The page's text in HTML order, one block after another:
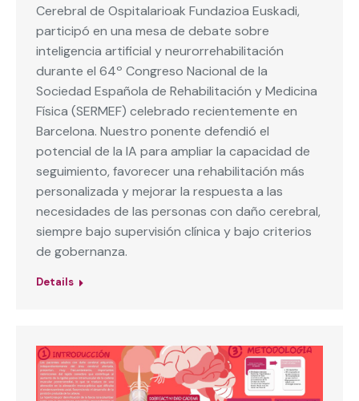
Cerebral de Ospitalarioak Fundazioa Euskadi,
participó en una mesa de debate sobre
inteligencia artificial y neurorrehabilitación
durante el 64º Congreso Nacional de la
Sociedad Española de Rehabilitación y Medicina
Física (SERMEF) celebrado recientemente en
Barcelona. Nuestro ponente defendió el
potencial de la IA para ampliar la capacidad de
seguimiento, favorecer una rehabilitación más
personalizada y mejorar la respuesta a las
necesidades de las personas con daño cerebral,
siempre bajo supervisión clínica y bajo criterios
de gobernanza.
Details